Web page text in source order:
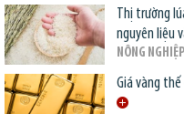
Thị trường
nguyên liệu
NÔNG NGHIỆP
Giá vàng thế